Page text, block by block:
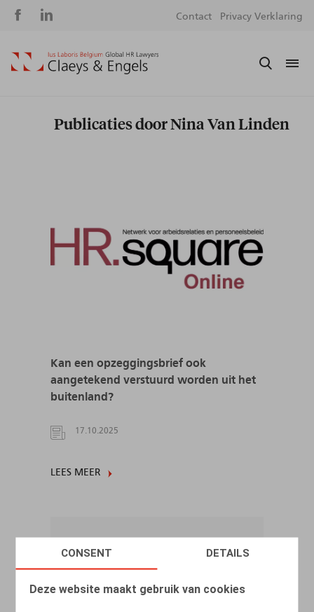
CONSENT DETAILS
Deze website maakt gebruik van cookies
Social
Contact Privacy Verklaring
Publicaties door Nina Van Linden
Kan een opzeggingsbrief ook
aangetekend verstuurd worden uit het
buitenland?
17.10.2025
LEES MEER